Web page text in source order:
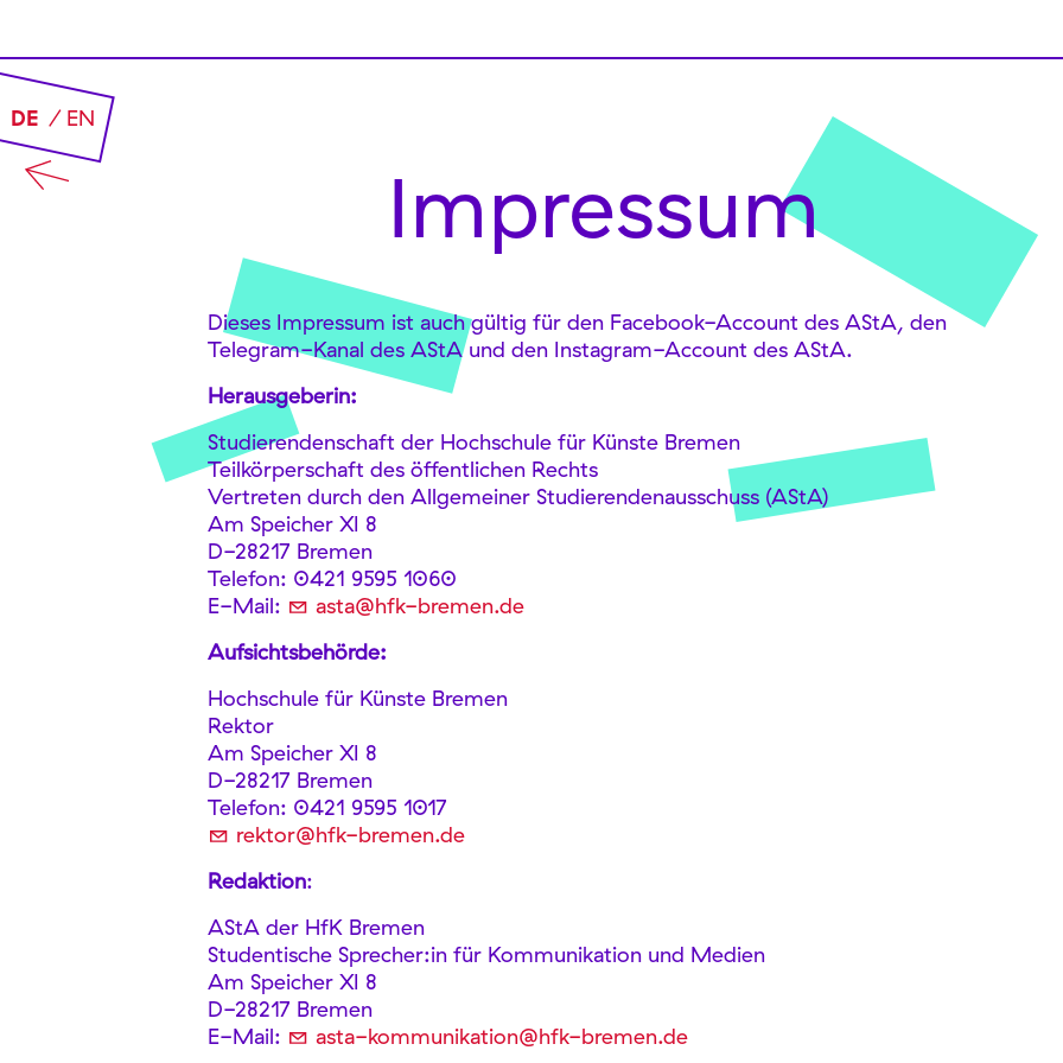
DE EN
Impressum
Dieses Impressum ist auch gültig für den Facebook-Account des AStA, den
Telegram-Kanal des AStA und den Instagram-Account des AStA.
Herausgeberin:
Studierendenschaft der Hochschule für Künste Bremen
Teilkörperschaft des öffentlichen Rechts
Vertreten durch den Allgemeiner Studierendenausschuss (AStA)
Am Speicher XI 8
D-28217 Bremen
Telefon: 0421 9595 1060
E-Mail:
asta@hfk-bremen.de
Aufsichtsbehörde:
Hochschule für Künste Bremen
Rektor
Am Speicher XI 8
D-28217 Bremen
Telefon: 0421 9595 1017
rektor@hfk-bremen.de
Redaktion:
AStA der HfK Bremen
Studentische Sprecher:in für Kommunikation und Medien
Am Speicher XI 8
D-28217 Bremen
E-Mail:
asta-kommunikation@hfk-bremen.de